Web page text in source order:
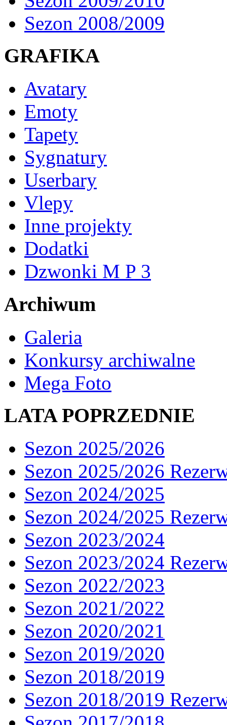
Sezon 2008/2009
GRAFIKA
Avatary
Emoty
Tapety
Sygnatury
Userbary
Vlepy
Inne projekty
Dodatki
Dzwonki M P 3
Archiwum
Galeria
Konkursy archiwalne
Mega Foto
LATA POPRZEDNIE
Sezon 2025/2026
Sezon 2025/2026
Sezon 2024/2025
Sezon 2024/2025
Sezon 2023/2024
Sezon 2023/2024
Sezon 2022/2023
Sezon 2021/2022
Sezon 2020/2021
Sezon 2019/2020
Sezon 2018/2019
Sezon 2018/2019